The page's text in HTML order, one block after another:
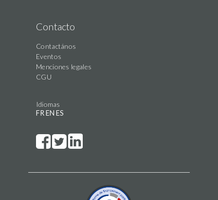
Contacto
Contactános
Eventos
Menciones legales
CGU
Idiomas
FR EN ES